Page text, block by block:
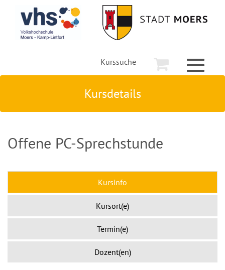
Kurssuche
Toggle
Kursdetails
Offene PC-Sprechstunde
Kursinfo
Kursort(e)
Termin(e)
Dozent(en)